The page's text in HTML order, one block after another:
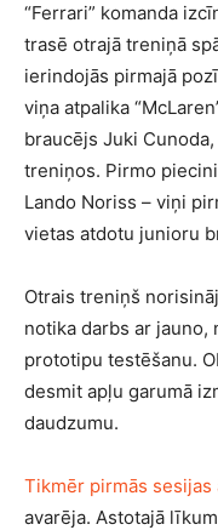
“Ferrari” komanda
trasē otrajā treniņā
ierindojās pirmajā
viņa atpalika
braucējs Juki
treniņos. Pirmo
Lando Noriss – viņi
vietas atdotu junioru
Otrais treniņš
notika darbs ar jauno,
prototipu testēšanu.
desmit apļu garumā
daudzumu.
Tikmēr pirmās sesijas
avarēja. Astotajā